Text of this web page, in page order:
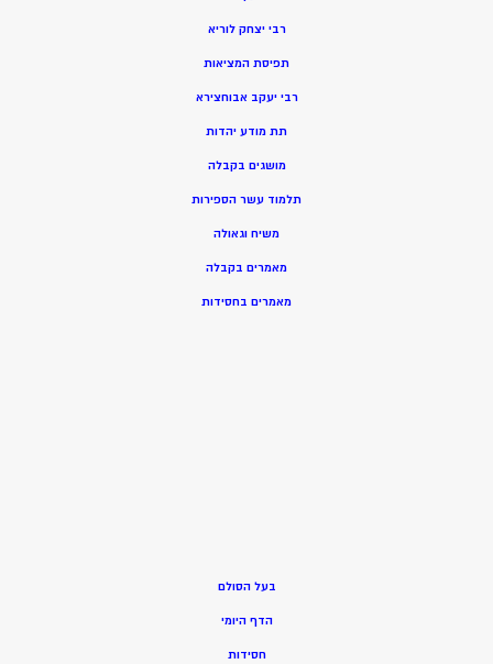
רבי יצחק לוריא
תפיסת המציאות
רבי יעקב אבוחצירא
תת מודע יהדות
מושגים בקבלה
תלמוד עשר הספירות
משיח וגאולה
מאמרים בקבלה
מאמרים בחסידות
בעל הסולם
הדף היומי
חסידות